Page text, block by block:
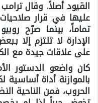
القيود أصلاً. وقال
تماماً، بينما صرّح
الإدارة لا تلتزم إلا
على علاقات جيدة مع
كان واضعو الدستور
بالموازنة أداة
الحروب، فمن الناحية